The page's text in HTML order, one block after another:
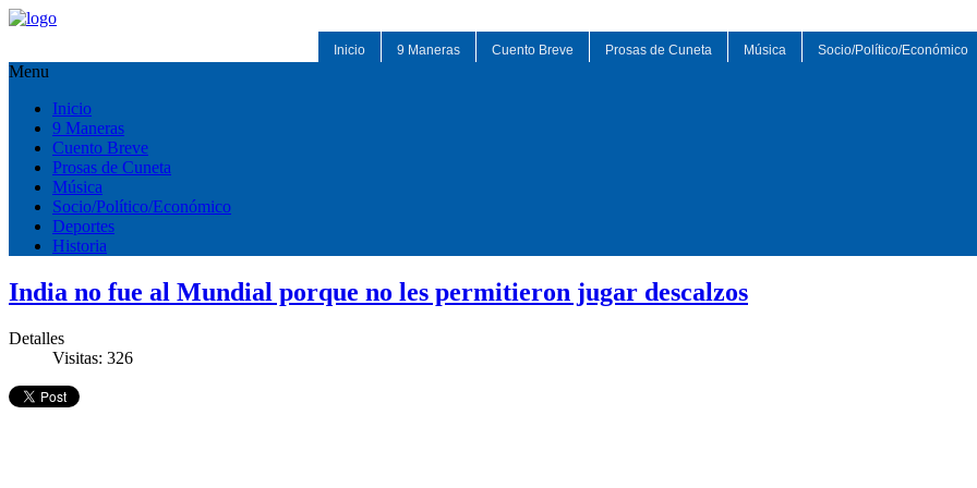
Inicio 9 Maneras Cuento Breve Prosas de Cuneta Música Socio/Político/Económico
Menu
Inicio
9 Maneras
Cuento Breve
Prosas de Cuneta
Música
Socio/Político/Económico
Deportes
Historia
India no fue al Mundial porque no les permitieron jugar descalzos
Detalles
Visitas: 326